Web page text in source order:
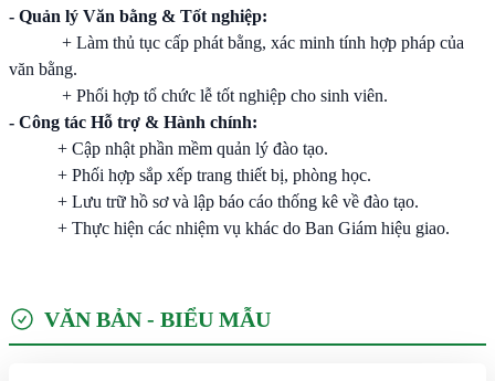
- Quản lý Văn bằng & Tốt nghiệp:
+ Làm thủ tục cấp phát bằng, xác minh tính hợp pháp của
văn bằng.
+ Phối hợp tổ chức lễ tốt nghiệp cho sinh viên.
- Công tác Hỗ trợ & Hành chính:
+ Cập nhật phần mềm quản lý đào tạo.
+ Phối hợp sắp xếp trang thiết bị, phòng học.
+ Lưu trữ hồ sơ và lập báo cáo thống kê về đào tạo.
+ Thực hiện các nhiệm vụ khác do Ban Giám hiệu giao.
VĂN BẢN - BIỂU MẪU